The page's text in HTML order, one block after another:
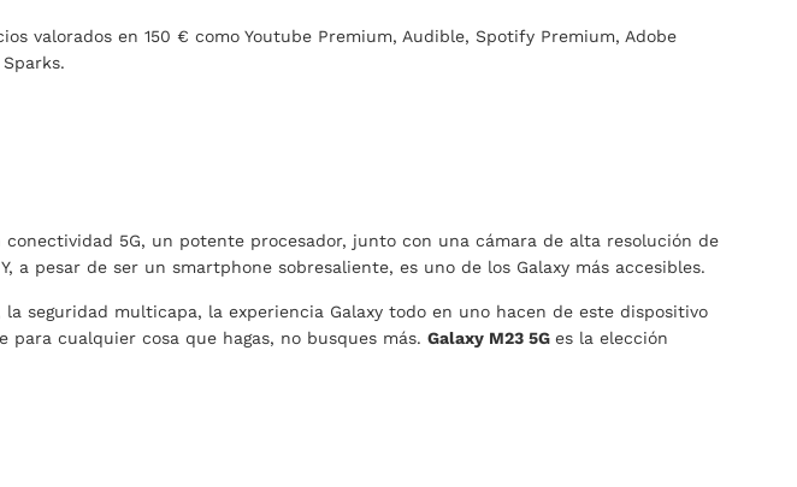
valorados en 150 € como Youtube Premium, Audible, Spotify Premium, Adobe
5G, un potente procesador, junto con una cámara de alta resolución de
a pesar de ser un smartphone sobresaliente, es uno de los Galaxy más accesibles.
seguridad multicapa, la experiencia Galaxy todo en uno hacen de este dispositivo
cualquier cosa que hagas, no busques más. Galaxy M23 5G es la elección